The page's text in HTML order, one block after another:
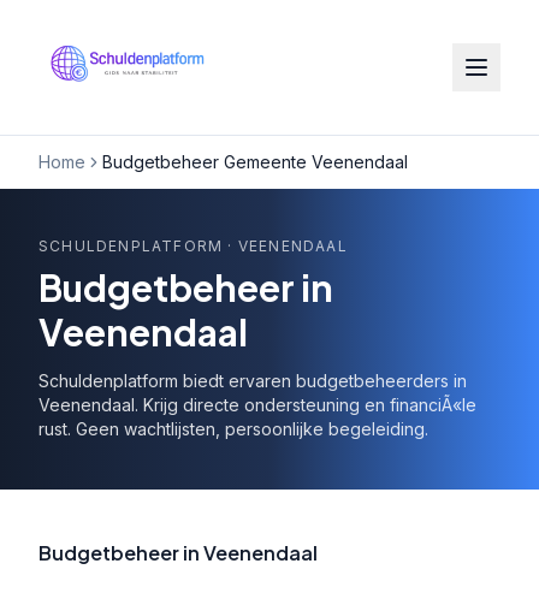
Home Budgetbeheer Gemeente Veenendaal
SCHULDENPLATFORM · VEENENDAAL
Budgetbeheer in
Veenendaal
Schuldenplatform biedt ervaren budgetbeheerders in
Veenendaal. Krijg directe ondersteuning en financiÃ«le
rust. Geen wachtlijsten, persoonlijke begeleiding.
Budgetbeheer in Veenendaal